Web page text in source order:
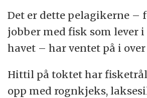
Artiklene i denne serien er:
Mitt skip er lastet med
Teller bæsj på båt
De kommer fra dypet
Det er dette pelagikerne –
jobber med fisk som lever i
havet – har ventet på i
Hittil på toktet har
opp med rognkjeks,